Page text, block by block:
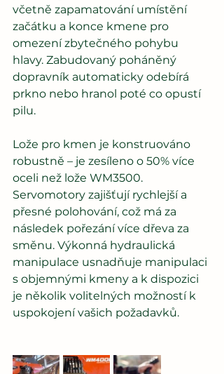
včetně zapamatování umístění
začátku a konce kmene pro
omezení zbytečného pohybu
hlavy. Zabudovaný poháněný
dopravník automaticky odebírá
prkno nebo hranol poté co opustí
pilu.
Lože pro kmen je konstruováno
robustně – je zesíleno o 50% více
oceli než lože WM3500.
Servomotory zajišťují rychlejší a
přesné polohování, což má za
následek pořezání více dřeva za
směnu. Výkonná hydraulická
manipulace usnadňuje manipulaci
s objemnými kmeny a k dispozici
je několik volitelných možností k
uspokojení vašich požadavků.